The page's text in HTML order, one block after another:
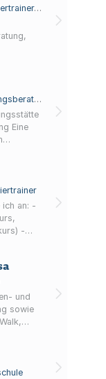
für Tiere, Tierpsychotherapeut
Hundeschule
Eine
mit
sowie
ich an: -
-
und
sowie